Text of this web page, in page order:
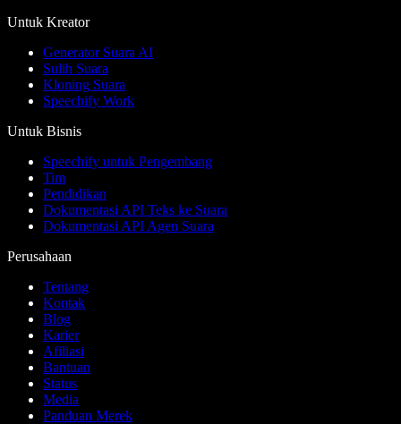
Untuk Kreator
Generator Suara AI
Sulih Suara
Kloning Suara
Speechify Work
Untuk Bisnis
Speechify untuk Pengembang
Tim
Pendidikan
Dokumentasi API Teks ke Suara
Dokumentasi API Agen Suara
Perusahaan
Tentang
Kontak
Blog
Karier
Afiliasi
Bantuan
Status
Media
Panduan Merek